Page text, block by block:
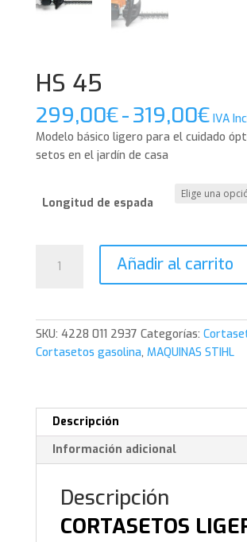
HS 45
299,00€-319,00€
de
IVA
Modelo básico ligero para el cuidado
setos en el jardín de casa
Longitud de espada
Añadir al carrito
SKU: 4228 011 2937 Categorías:
Cortasetos gasolina, MAQUINAS STIHL
Descripción
Información adicional
Descripción
CORTASETOS